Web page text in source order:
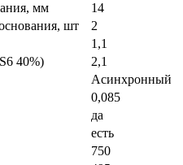
мм
14
шт
2
1,1
40%)
2,1
Асинхронный
0,085
да
есть
750